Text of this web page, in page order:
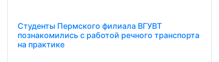
Студенты Пермского филиала ВГУВТ
познакомились с работой речного транспорта
на практике